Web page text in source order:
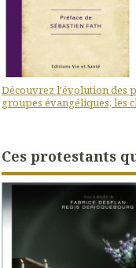
Découvrez l'évolution des
groupes évangéliques, les
Ces protestants